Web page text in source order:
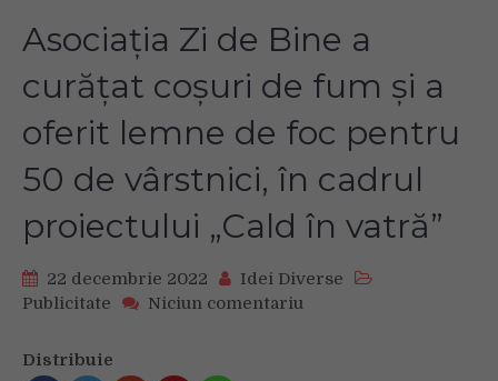
Asociația Zi de Bine a
curățat coșuri de fum și a
oferit lemne de foc pentru
50 de vârstnici, în cadrul
proiectului „Cald în vatră”
22 decembrie 2022
Idei Diverse
Publicitate
Niciun comentariu
Distribuie